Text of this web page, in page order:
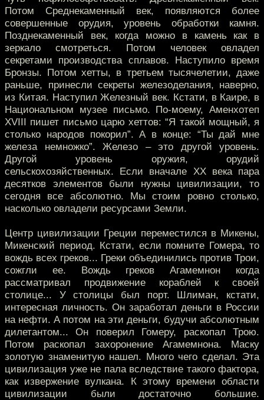
Потом Среднекаменный век, появляются более
совершенные орудия, уровень обработки камня.
Позднекаменный век, когда можно в камень как в
зеркало смотреться. Потом человек овладел
секретами производства сплавов. Наступило время
Бронзы. Потом хетты, в третьем тысячелетии, даже
раньше, принесли секреты железоделания, наверно,
из Китая. Наступил Железный век. Кстати, в Каире, в
Национальном музее письмо. По-моему, Аменхотеп
XVIII пишет письмо царю хеттов: “Я такой мощный, я
столько народов покорил”. А в конце: “Ты дай мне
железа немножко”. Железо – это другой уровень.
Другой уровень оружия, орудий
сельскохозяйственных. Если вначале XX века пара
десятков элементов были нужны цивилизации, то
сегодня все абсолютно. Мы стоим ровно столько,
насколько овладели ресурсами Земли.
Центр цивилизации Греции переместился в Микены,
Микенский период. Кстати, если помните Гомера, то
вождь всех греков... Греки объединились против Трои,
сожгли ее. Вождь греков Агамемнон когда
рассматривал продвижение кораблей к своей
столице... У столицы был порт. Шлиман, кстати,
интересная личность. Он заработал деньги в России
на нефти. А потом на эти деньги, будучи абсолютным
дилетантом... Он поверил Гомеру, раскопал Трою.
Потом раскопал захоронение Агамемнона. Маску
золотую знаменитую нашел. Много чего сделал. Эта
цивилизация уже не пала вследствие такого фактора,
как извержение вулкана. К этому времени области
цивилизации были достаточно большие.